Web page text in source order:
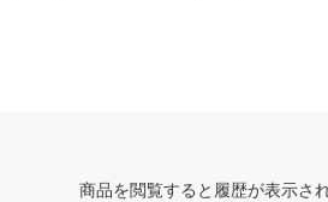
商品を閲覧すると履歴が表示さ